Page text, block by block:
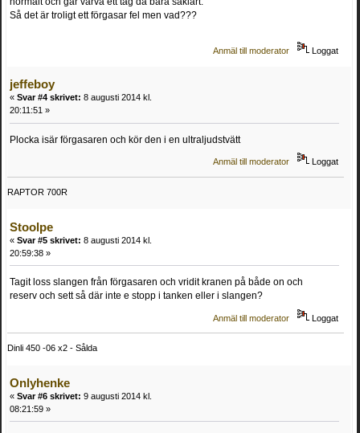
Så det är troligt ett förgasar fel men vad???
Anmäl till moderator Loggat
jeffeboy
« Svar #4 skrivet: 8 augusti 2014 kl.
20:11:51 »
Plocka isär förgasaren och kör den i en ultraljudstvätt
Anmäl till moderator Loggat
RAPTOR 700R
Stoolpe
« Svar #5 skrivet: 8 augusti 2014 kl.
20:59:38 »
Tagit loss slangen från förgasaren och vridit kranen på både on och
reserv och sett så där inte e stopp i tanken eller i slangen?
Anmäl till moderator Loggat
Dinli 450 -06 x2 - Sålda
Onlyhenke
« Svar #6 skrivet: 9 augusti 2014 kl.
08:21:59 »